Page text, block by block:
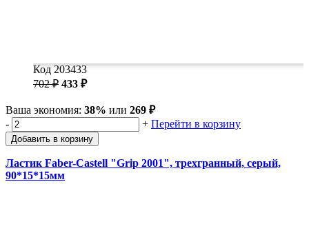
Код 203433
702 ₽ 433 ₽
Ваша экономия: 38% или 269 ₽
-
+ Перейти в корзину
Добавить в корзину
Ластик Faber-Castell "Grip 2001", трехгранный, серый,
90*15*15мм